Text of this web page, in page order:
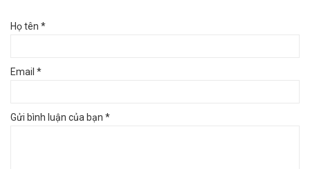
Họ tên *
Email *
Gửi bình luận của bạn *